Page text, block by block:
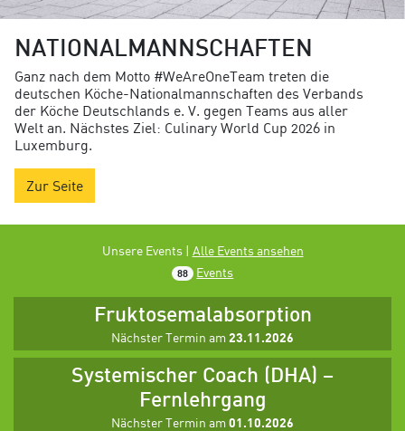
NATIONALMANNSCHAFTEN
Ganz nach dem Motto #WeAreOneTeam treten die
deutschen Köche-Nationalmannschaften des Verbands
der Köche Deutschlands e. V. gegen Teams aus aller
Welt an. Nächstes Ziel: Culinary World Cup 2026 in
Luxemburg.
Zur Seite
Unsere Events | Alle Events ansehen
88 Events
Fruktosemalabsorption
Nächster Termin am23.11.2026
Systemischer Coach (DHA) –
Fernlehrgang
Nächster Termin am01.10.2026